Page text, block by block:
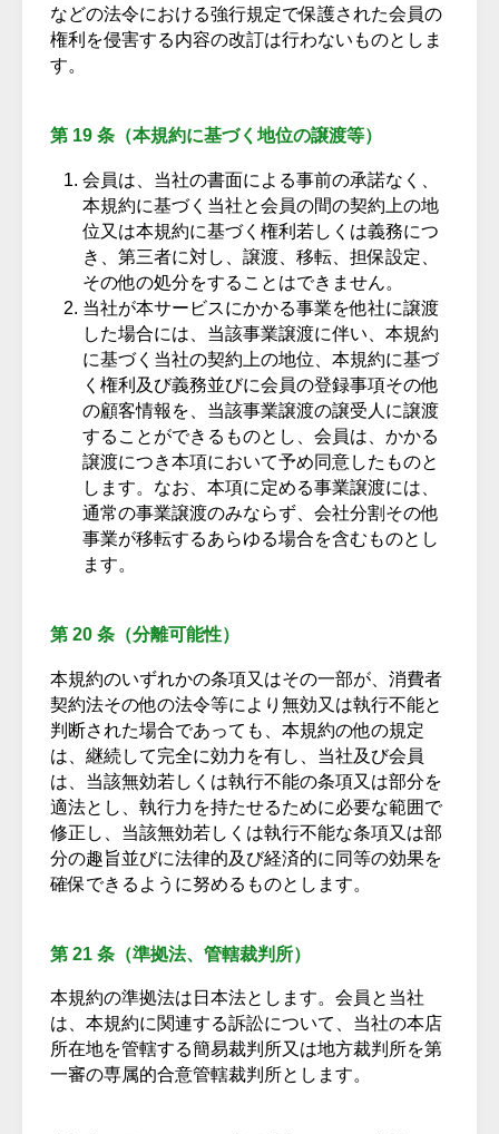
などの法令における強行規定で保護された会員の
権利を侵害する内容の改訂は行わないものとしま
す。
第 19 条（本規約に基づく地位の譲渡等）
会員は、当社の書面による事前の承諾なく、
本規約に基づく当社と会員の間の契約上の地
位又は本規約に基づく権利若しくは義務につ
き、第三者に対し、譲渡、移転、担保設定、
その他の処分をすることはできません。
当社が本サービスにかかる事業を他社に譲渡
した場合には、当該事業譲渡に伴い、本規約
に基づく当社の契約上の地位、本規約に基づ
く権利及び義務並びに会員の登録事項その他
の顧客情報を、当該事業譲渡の譲受人に譲渡
することができるものとし、会員は、かかる
譲渡につき本項において予め同意したものと
します。なお、本項に定める事業譲渡には、
通常の事業譲渡のみならず、会社分割その他
事業が移転するあらゆる場合を含むものとし
ます。
第 20 条（分離可能性）
本規約のいずれかの条項又はその一部が、消費者
契約法その他の法令等により無効又は執行不能と
判断された場合であっても、本規約の他の規定
は、継続して完全に効力を有し、当社及び会員
は、当該無効若しくは執行不能の条項又は部分を
適法とし、執行力を持たせるために必要な範囲で
修正し、当該無効若しくは執行不能な条項又は部
分の趣旨並びに法律的及び経済的に同等の効果を
確保できるように努めるものとします。
第 21 条（準拠法、管轄裁判所）
本規約の準拠法は日本法とします。会員と当社
は、本規約に関連する訴訟について、当社の本店
所在地を管轄する簡易裁判所又は地方裁判所を第
一審の専属的合意管轄裁判所とします。